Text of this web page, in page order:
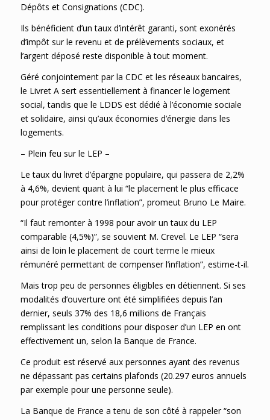
Dépôts et Consignations (CDC).
Ils bénéficient d’un taux d’intérêt garanti, sont exonérés
d’impôt sur le revenu et de prélèvements sociaux, et
l’argent déposé reste disponible à tout moment.
Géré conjointement par la CDC et les réseaux bancaires,
le Livret A sert essentiellement à financer le logement
social, tandis que le LDDS est dédié à l’économie sociale
et solidaire, ainsi qu’aux économies d’énergie dans les
logements.
– Plein feu sur le LEP –
Le taux du livret d’épargne populaire, qui passera de 2,2%
à 4,6%, devient quant à lui “le placement le plus efficace
pour protéger contre l’inflation”, promeut Bruno Le Maire.
“Il faut remonter à 1998 pour avoir un taux du LEP
comparable (4,5%)”, se souvient M. Crevel. Le LEP “sera
ainsi de loin le placement de court terme le mieux
rémunéré permettant de compenser l’inflation”, estime-t-il.
Mais trop peu de personnes éligibles en détiennent. Si ses
modalités d’ouverture ont été simplifiées depuis l’an
dernier, seuls 37% des 18,6 millions de Français
remplissant les conditions pour disposer d’un LEP en ont
effectivement un, selon la Banque de France.
Ce produit est réservé aux personnes ayant des revenus
ne dépassant pas certains plafonds (20.297 euros annuels
par exemple pour une personne seule).
La Banque de France a tenu de son côté à rappeler “son